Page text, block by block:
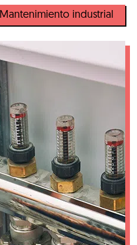
Mantenimiento industrial